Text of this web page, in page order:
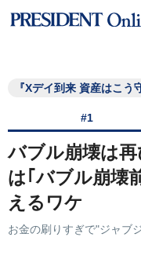
『Xデイ到来 資産はこう
#1
バブル崩壊は
は｢バブル崩壊
えるワケ
お金の刷りすぎで"ジャブ